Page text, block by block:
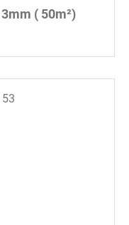
BABOTherm Sperrbahn 3mm ( 50m²)